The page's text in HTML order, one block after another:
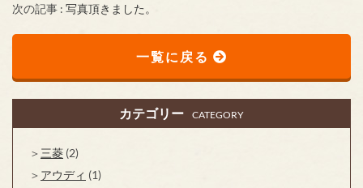
次の記事 : 写真頂きました。
一覧に戻る
カテゴリー CATEGORY
三菱 (2)
アウディ (1)